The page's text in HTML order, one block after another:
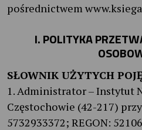
pośrednictwem
I. POLITYKA
SŁOWNIK UŻYTYCH
1. Administrator – Instytut
Częstochowie (42-217)
5732933372; REGON: